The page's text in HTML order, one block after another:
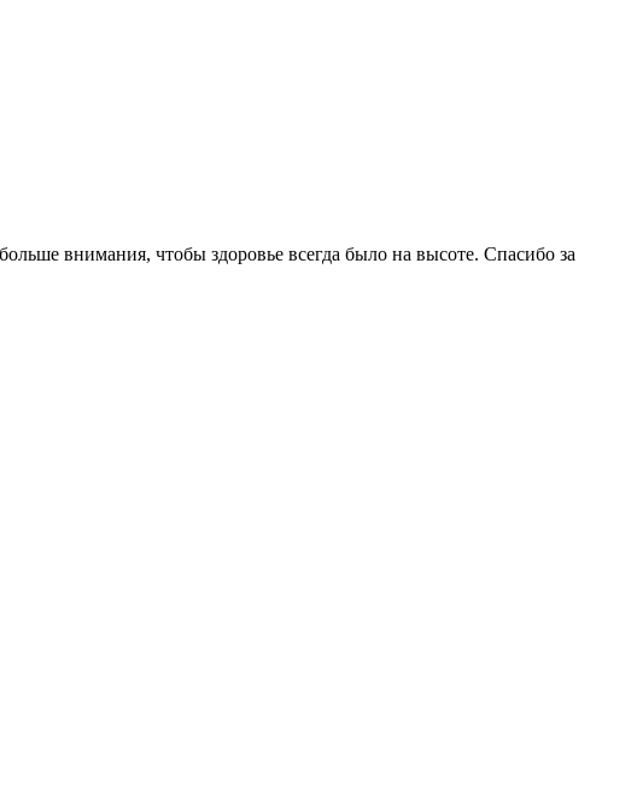
внимания, чтобы здоровье всегда было на высоте. Спасибо за